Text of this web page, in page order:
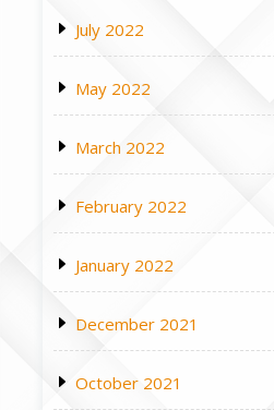
July 2022
May 2022
March 2022
February 2022
January 2022
December 2021
October 2021